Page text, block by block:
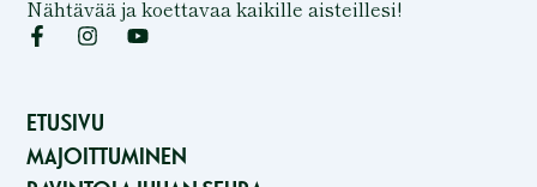
Nähtävää ja koettavaa kaikille aisteillesi!
F
a
b
o
o
I
a
g
r
Y
b
e
ETUSIVU
MAJOITTUMINEN